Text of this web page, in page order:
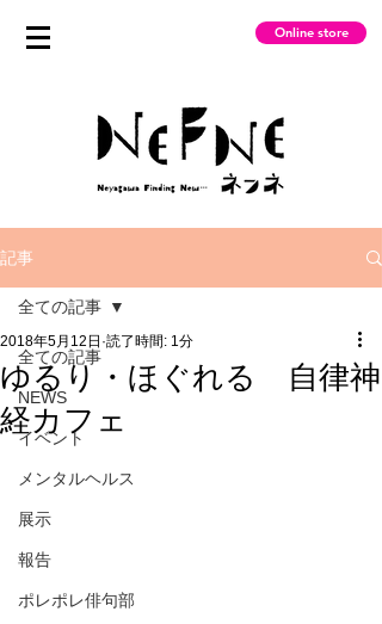
Online store
記事
全ての記事
NEWS
イベント
メンタルヘルス
展示
報告
ポレポレ俳句部
全ての記事
ゆるり・ほぐれる 自律神
経カフェ
2018年5月12日 読了時間: 1分